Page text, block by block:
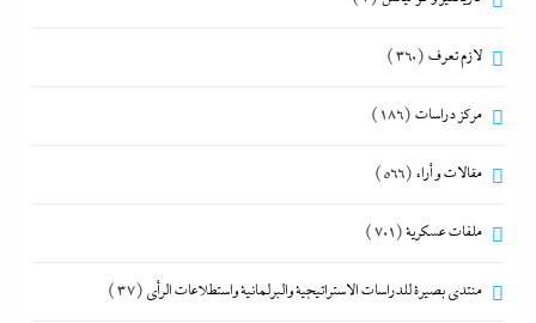
لازم تعرف (360)
مركز دراسات (186)
مقالات و أراء (566)
ملفات عسكرية(701)
منتدى بصيرة للدراسات الاستراتيجية والبرلمانية واستطلاعات الرأى (37)